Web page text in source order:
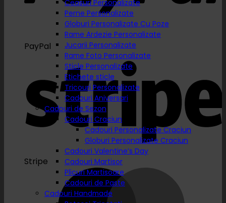
PayPal
Stripe
Ceasuri Personalizate
Perne Personalizate
Globuri Personalizate Cu Poze
Rame Ardezie Personalizate
Jucarii Personalizate
Rame Foto Personalizate
Sticle Personalizate
Etichete sticle
Tricouri Personalizate
Cadouri Aniversari
Cadouri de Sezon
Cadouri Craciun
Cadouri Personalizate Craciun
Globuri Personalizate Craciun
Cadouri Valentine’s Day
Cadouri Martisor
Plicuri Martisoare
Cadouri de Paste
Cadouri Handmade